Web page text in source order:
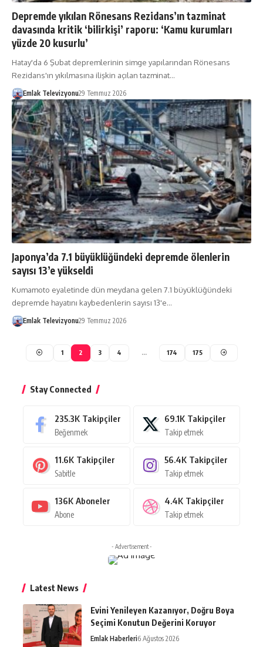
Depremde yıkılan Rönesans Rezidans’ın tazminat
davasında kritik ‘bilirkişi’ raporu: ‘Kamu kurumları
yüzde 20 kusurlu’
Hatay'da 6 Şubat depremlerinin simge yapılarından Rönesans
Rezidans'ın yıkılmasına ilişkin açılan tazminat…
Emlak Televizyonu29 Temmuz 2026
Japonya’da 7.1 büyüklüğündeki depremde ölenlerin
sayısı 13’e yükseldi
Kumamoto eyaletinde dün meydana gelen 7.1 büyüklüğündeki
depremde hayatını kaybedenlerin sayısı 13'e…
Emlak Televizyonu29 Temmuz 2026
1 2 3 4 … 174 175
Stay Connected
235.3K Takipçiler
Beğenmek
69.1K Takipçiler
Takip etmek
11.6K Takipçiler
Sabitle
56.4K Takipçiler
Takip etmek
136K Aboneler
Abone
4.4K Takipçiler
Takip etmek
- Advertisement -
Latest News
Evini Yenileyen Kazanıyor, Doğru Boya
Seçimi Konutun Değerini Koruyor
Emlak Haberleri6 Ağustos 2026